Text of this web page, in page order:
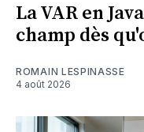
La VAR en
champ dès
ROMAIN LESPINASSE
4 août 2026